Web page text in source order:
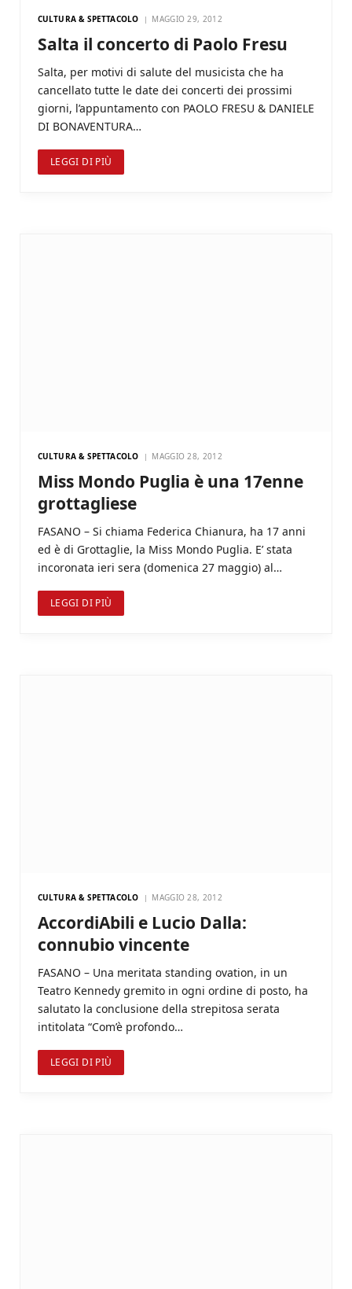
CULTURA & SPETTACOLO MAGGIO 29, 2012
Salta il concerto di Paolo Fresu
Salta, per motivi di salute del musicista che ha
cancellato tutte le date dei concerti dei prossimi
giorni, l’appuntamento con PAOLO FRESU & DANIELE
DI BONAVENTURA…
LEGGI DI PIÙ
CULTURA & SPETTACOLO MAGGIO 28, 2012
Miss Mondo Puglia è una 17enne
grottagliese
FASANO – Si chiama Federica Chianura, ha 17 anni
ed è di Grottaglie, la Miss Mondo Puglia. E’ stata
incoronata ieri sera (domenica 27 maggio) al…
LEGGI DI PIÙ
CULTURA & SPETTACOLO MAGGIO 28, 2012
AccordiAbili e Lucio Dalla:
connubio vincente
FASANO – Una meritata standing ovation, in un
Teatro Kennedy gremito in ogni ordine di posto, ha
salutato la conclusione della strepitosa serata
intitolata “Com’è profondo…
LEGGI DI PIÙ